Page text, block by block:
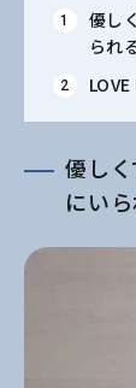
優し
られ
優し
にい